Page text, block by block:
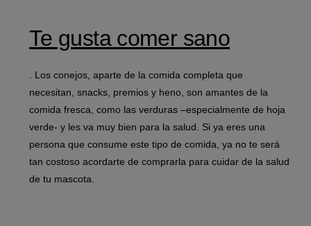
Te gusta comer sano
. Los conejos, aparte de la comida completa que
necesitan, snacks, premios y heno, son amantes de la
comida fresca, como las verduras –especialmente de hoja
verde- y les va muy bien para la salud. Si ya eres una
persona que consume este tipo de comida, ya no te será
tan costoso acordarte de comprarla para cuidar de la salud
de tu mascota.